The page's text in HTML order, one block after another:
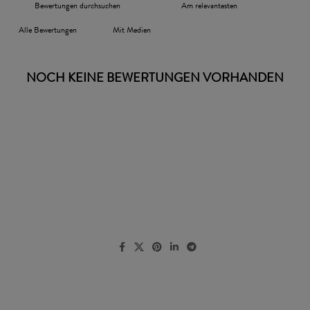
Mit Medien
NOCH KEINE BEWERTUNGEN VORHANDEN